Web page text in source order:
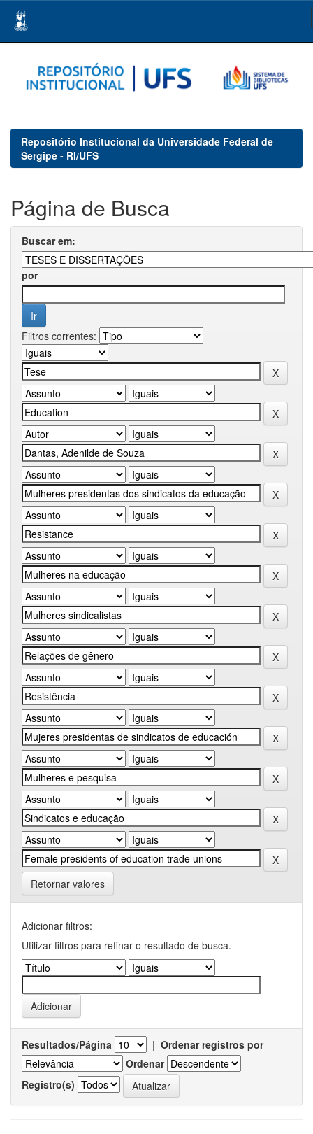
navigation
Repositório Institucional da Universidade Federal de
Sergipe - RI/UFS
Página de Busca
Buscar em:
por
Filtros correntes:
Retornar valores
Adicionar filtros:
Utilizar filtros para refinar o resultado de busca.
Resultados/Página | Ordenar registros por
Ordenar
Registro(s)